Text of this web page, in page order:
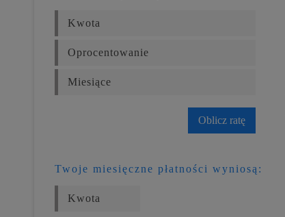
Oblicz ratę
Twoje miesięczne płatności wyniosą: